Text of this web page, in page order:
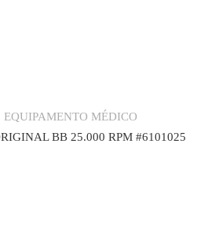
EQUIPAMENTO MÉDICO
BB 25.000 RPM #6101025